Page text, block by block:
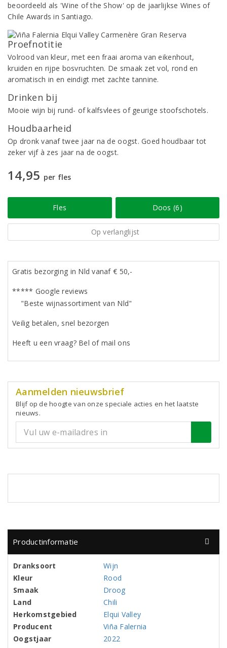
beoordeeld als 'Wine of the Show' op de jaarlijkse Wines of
Chile Awards in Santiago.
Proefnotitie
Volrood van kleur, met een fraai aroma van eikenhout,
kruiden en rijpe bosvruchten. De smaak zet vol, rond en
aromatisch in en eindigt met zachte tannine.
Drinken bij
Mooie wijn bij rund- of kalfsvlees of geurige stoofschotels.
Houdbaarheid
Op dronk vanaf twee jaar na de oogst. Goed houdbaar tot
zeker vijf à zes jaar na de oogst.
14,95 per fles
Fles Doos (6)
Op verlanglijst
Gratis bezorging in Nld vanaf € 50,-
***** Google reviews
"Beste wijnassortiment van Nld"
Veilig betalen, snel bezorgen
Heeft u een vraag? Bel of mail ons
Aanmelden nieuwsbrief
Blijf op de hoogte van onze speciale acties en het laatste
nieuws.
Productinformatie
Dranksoort
Wijn
Kleur
Rood
Smaak
Droog
Land
Chili
Herkomstgebied
Elqui Valley
Producent
Viña Falernia
Oogstjaar
2022